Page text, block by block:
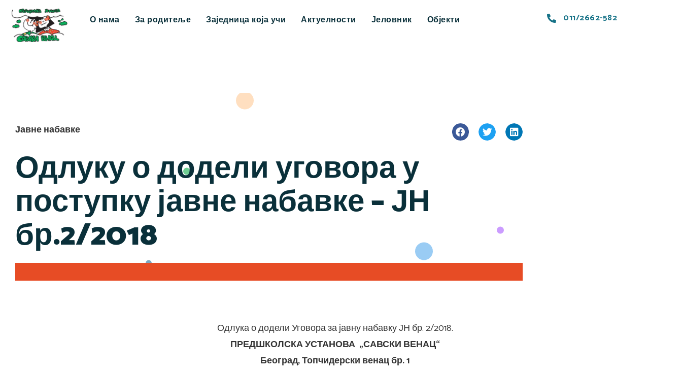
О нама За родитеље Заједница која учи Актуелности Јеловник Објекти 011/2662-582
Јавне набавке
Одлуку о додели уговора у
поступку јавне набавке – ЈН
бр.2/2018
Одлука о додели Уговора за јавну набавку ЈН бр. 2/2018.
ПРЕДШКОЛСКА УСТАНОВА „САВСКИ ВЕНАЦ“
Београд, Топчидерски венац бр. 1